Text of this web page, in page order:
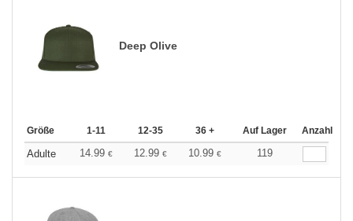
Deep Olive
Größe 1-11 12-35 36 + Auf Lager Anzahl
Adulte 14.99 € 12.99 € 10.99 € 119